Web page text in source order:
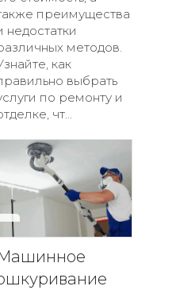
преимущества
недостатки
методов.
как
выбрать
по ремонту и
чт...